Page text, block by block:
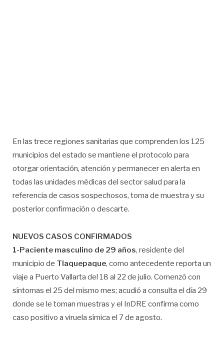
En las trece regiones sanitarias que comprenden los 125
municipios del estado se mantiene el protocolo para
otorgar orientación, atención y permanecer en alerta en
todas las unidades médicas del sector salud para la
referencia de casos sospechosos, toma de muestra y su
posterior confirmación o descarte.
NUEVOS CASOS CONFIRMADOS
1-Paciente masculino de 29 años, residente del
municipio de Tlaquepaque, como antecedente reporta un
viaje a Puerto Vallarta del 18 al 22 de julio. Comenzó con
síntomas el 25 del mismo mes; acudió a consulta el día 29
donde se le toman muestras y el InDRE confirma como
caso positivo a viruela símica el 7 de agosto.